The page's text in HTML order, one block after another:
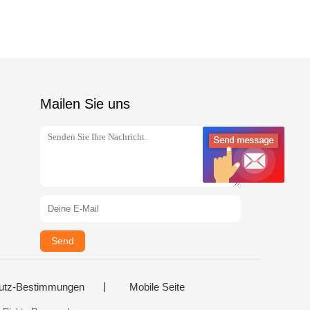
Mailen Sie uns
Send
Bestimmungen Mobile Seite